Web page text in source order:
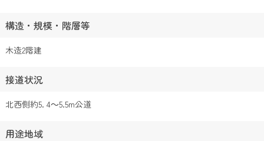
構造・規模・階層等
木造2階建
接道状況
北西側約5. 4～5.5m公道
用途地域